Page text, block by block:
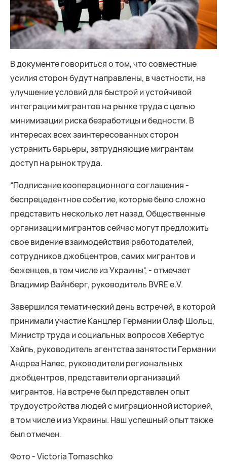
В документе говориться о том, что совместные
усилия сторон будут направлены, в частности, на
улучшение условий для быстрой и устойчивой
интеграции мигрантов на рынке труда с целью
минимизации риска безработицы и бедности. В
интересах всех заинтересованных сторон
устранить барьеры, затрудняющие мигрантам
доступ на рынок труда.
“Подписание кооперационного соглашения -
беспрецедентное событие, которые было сложно
представить несколько лет назад. Общественные
организации мигрантов сейчас могут предложить
свое видение взаимодействия работодателей,
сотрудников джобцентров, самих мигрантов и
беженцев, в том числе из Украины”, - отмечает
Владимир Вайнберг, руководитель BVRE e.V.
Завершился тематический день встречей, в которой
принимали участие Канцлер Германии Олаф Шольц,
Министр труда и социальных вопросов Хебертус
Хайль, руководитель агентства занятости Германии
Aндреа Налес, руководители региональных
джобцентров, представители организаций
мигрантов. На встрече был представлен опыт
трудоустройства людей с миграционной историей,
в том числе и из Украины. Наш успешный опыт также
был отмечен.
Фото -Victoria Tomaschko